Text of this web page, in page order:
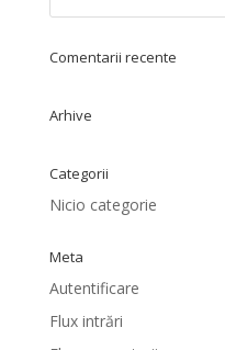
Comentarii recente
Arhive
Categorii
Nicio categorie
Meta
Autentificare
Flux intrări